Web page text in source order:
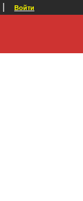
Войти